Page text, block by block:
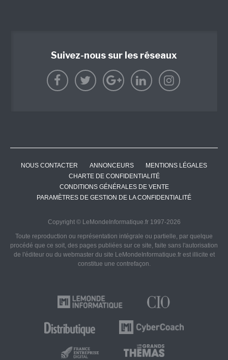
Suivez-nous sur les réseaux
NOUS CONTACTER ANNONCEURS
MENTIONS LÉGALES
CHARTE DE CONFIDENTIALITÉ
CONDITIONS GÉNÉRALES DE VENTE
PARAMÈTRES DE GESTION DE LA CONFIDENTIALITÉ
Copyright © LeMondeInformatique.fr 1997-2026
Toute reproduction ou représentation intégrale ou partielle, par quelque
procédé que ce soit, des pages publiées sur ce site, faite sans l'autorisation
de l'éditeur ou du webmaster du site LeMondeInformatique.fr est illicite et
constitue une contrefaçon.